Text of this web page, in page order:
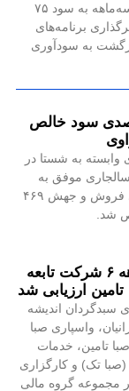
شرکت فرآورده‌های نسوز ایران در عملکرد سه‌ماهه به سود ۷۵
برنامه‌های
به سودآوری
درصدی سود خالص
وابسته به شستا در
موفق به
رشد ۱۲۹ درصدی فروش و جهش ۴۶۹
شد.
عملکرد سه‌ماهه ۶ شرکت‌ تابعه
ارزیابی شد
سبدگردان اندیشه
واسپاری صبا
تامین، خدمات
(صبا تک) و کارگزاری
مجموعه گروه مالی